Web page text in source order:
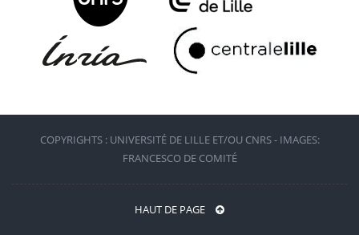
COPYRIGHTS : UNIVERSITÉ DE LILLE ET/OU CNRS - IMAGES:
FRANCESCO DE COMITÉ
HAUT DE PAGE